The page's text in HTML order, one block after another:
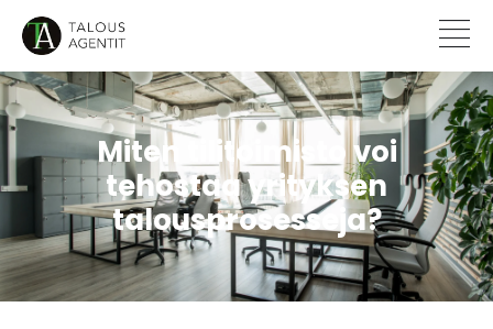
Miten tilitoimisto voi
tehostaa yrityksen
talousprosesseja?